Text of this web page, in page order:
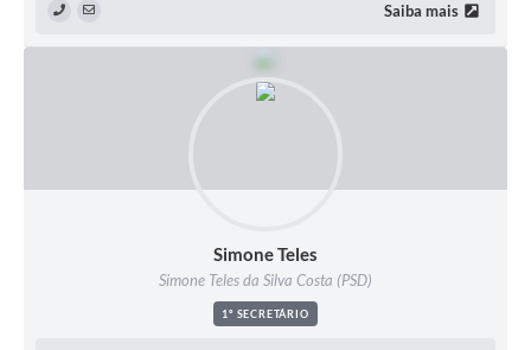
Saiba mais
Simone Teles
Simone Teles da Silva Costa (PSD)
1º SECRETÁRIO